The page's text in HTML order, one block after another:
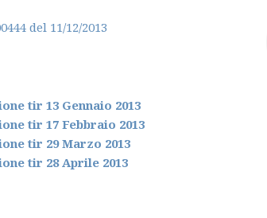
del 11/12/2013
tir 13 Gennaio 2013
tir 17 Febbraio 2013
tir 29 Marzo 2013
tir 28 Aprile 2013